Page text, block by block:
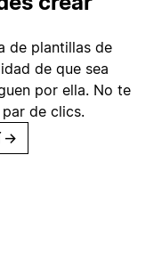
de plantillas de
de que sea
por ella. No te
de clics.
→